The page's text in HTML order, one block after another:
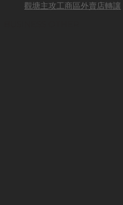
觀塘主攻工商區外賣店轉讓